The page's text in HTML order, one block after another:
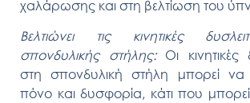
χαλάρωσης και στη βελτίωση του
Βελτιώνει τις κινητικές
σπονδυλικής στήλης:Οι κινητικές
στη σπονδυλική στήλη μπορεί
πόνο και δυσφορία, κάτι που